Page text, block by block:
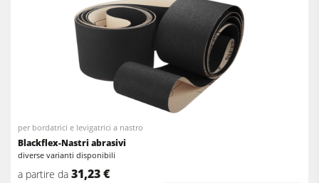
per bordatrici e levigatrici a nastro
Blackflex-Nastri abrasivi
diverse varianti disponibili
a partire da 31,23 €